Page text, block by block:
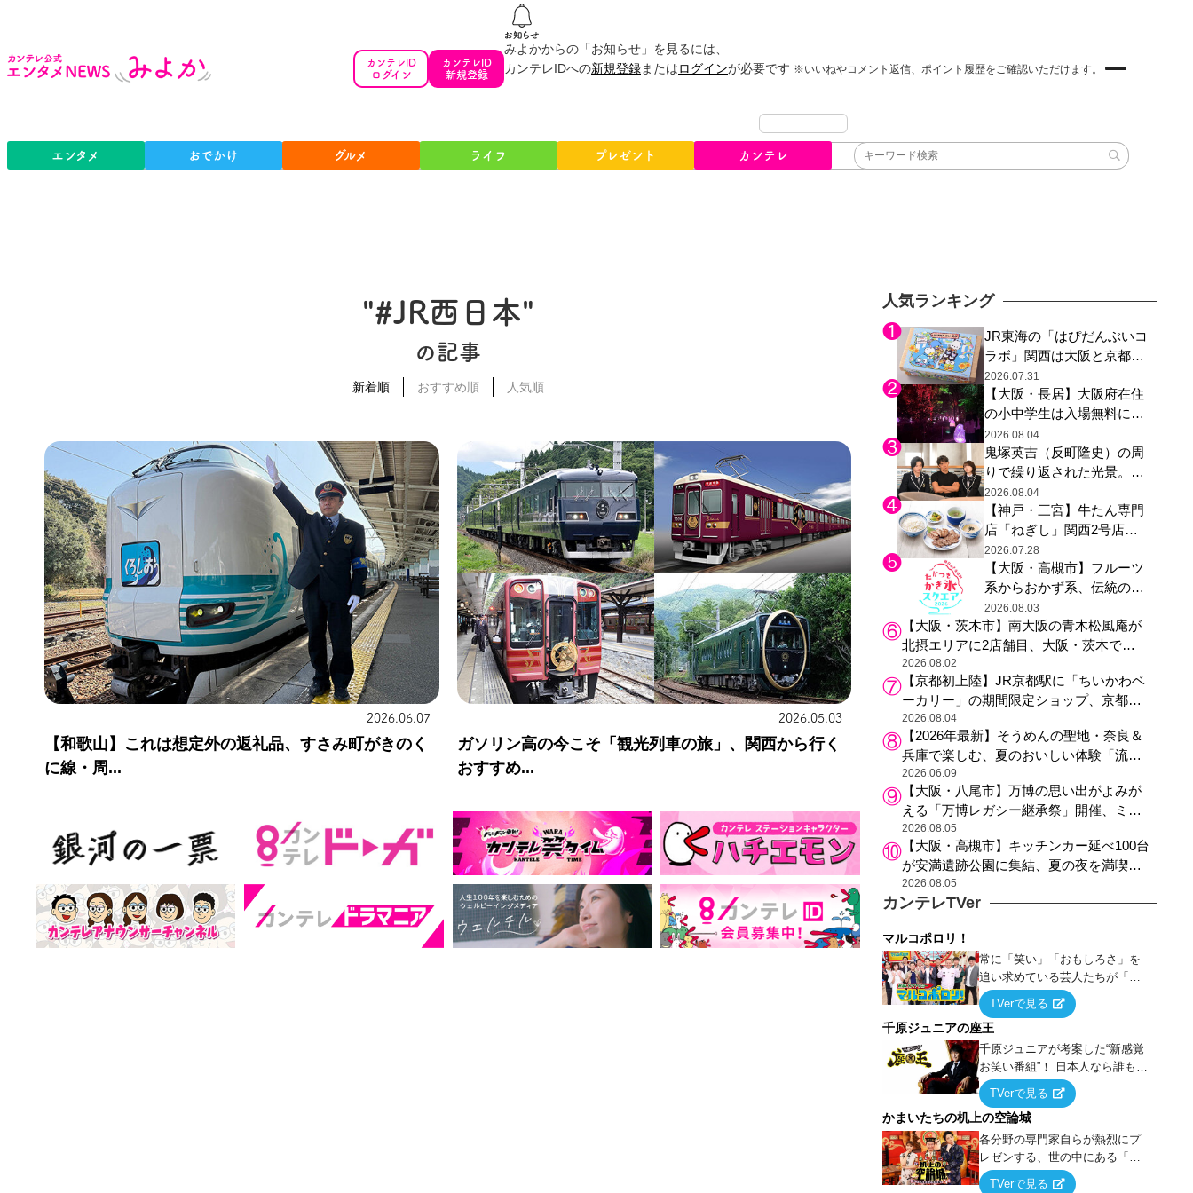
カンテレID
ログイン
カンテレID
新規登録
みよかからの「お知らせ」を見るには、
カンテレIDへの新規登録またはログインが必要です ※いいねやコメント返信、ポイント履歴をご確認いただけます。
エンタメ おでかけ グルメ ライフ プレゼント カンテレ
"#JR西日本"
の記事
新着順 おすすめ順 人気順
2026.06.07
【和歌山】これは想定外の返礼品、すさみ町がきのく
に線・周...
2026.05.03
ガソリン高の今こそ「観光列車の旅」、関西から行く
おすすめ...
人気ランキング
JR東海の「はぴだんぶいコ
ラボ」関西は大阪と京都の
み、日焼けしたポチャッコ
らサンリオキャラが描かれ
た駅弁やグッズが登場
2026.07.31
【大阪・長居】大阪府在住
の小中学生は入場無料に、
チームラボが「夏休みの自
由研究の課題に」と「ボタ
ニカルガーデン 大阪」へ招
待
2026.08.04
鬼塚英吉（反町隆史）の周
りで繰り返された光景。ド
ラマ『GTO』第３話で光っ
た演出の巧みさ
2026.08.04
【神戸・三宮】牛たん専門
店「ねぎし」関西2号店が
登場、ファンら「8月が待
ち遠しい」と早くから注目
2026.07.28
【大阪・高槻市】フルーツ
系からおかず系、伝統の天
然氷まで人気店が集結、高
槻阪急スクエアで「かき
氷」祭り
2026.08.03
【大阪・茨木市】南大阪の青木松風庵が
北摂エリアに2店舗目、大阪・茨木で
も“焼きたて”の月化粧が食べられる
2026.08.02
【京都初上陸】JR京都駅に「ちいかわベ
ーカリー」の期間限定ショップ、京都の
銘菓“おたべ”との限定コラボも
2026.08.04
【2026年最新】そうめんの聖地・奈良＆
兵庫で楽しむ、夏のおいしい体験「流し
そうめん体験」おすすめ3選
2026.06.09
【大阪・八尾市】万博の思い出がよみが
える「万博レガシー継承祭」開催、ミャ
クミャク登場、大屋根リング木材展示も
2026.08.05
【大阪・高槻市】キッチンカー延べ100台
が安満遺跡公園に集結、夏の夜を満喫す
る4日間のグルメイベント
2026.08.05
カンテレTVer
マルコポロリ！
常に「笑い」「おもしろさ」を
追い求めている芸人たちが「芸
能界」という大海原に漕ぎ出で
て、新たなオモシロ人間を発掘
する！
TVerで見る
千原ジュニアの座王
千原ジュニアが考案した“新感覚
お笑い番組”！ 日本人なら誰もが
馴染みのある『イス取りゲー
ム』をベースに、大喜利・ギャ
グ・モノボケ・歌…など様々な
お題で芸人がショートネタを競
い合う！
TVerで見る
かまいたちの机上の空論城
各分野の専門家自らが熱烈にプ
レゼンする、世の中にある「試
したことはないが、やってみた
TVerで見る